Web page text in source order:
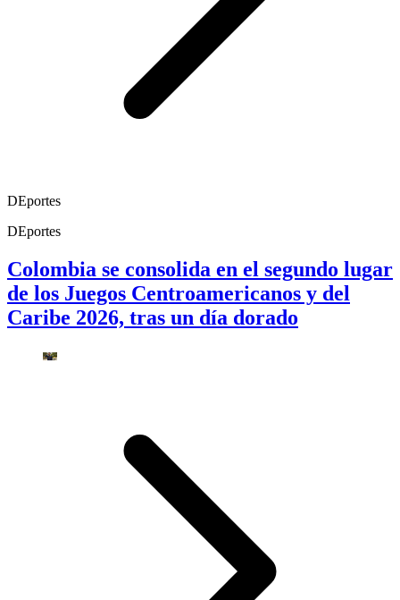
DEportes
DEportes
Colombia se consolida en el segundo lugar
de los Juegos Centroamericanos y del
Caribe 2026, tras un día dorado